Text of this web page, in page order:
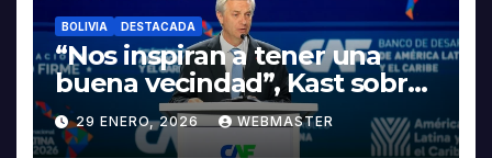
BOLIVIA DESTACADA
“Nos inspiran a tener una
buena vecindad”, Kast sobre
discurso del presidente
Rodrigo Paz
29 ENERO, 2026 WEBMASTER